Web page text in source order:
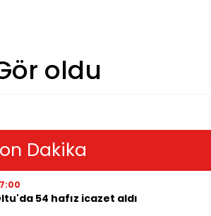
oldu
Dakika
54 hafız icazet aldı